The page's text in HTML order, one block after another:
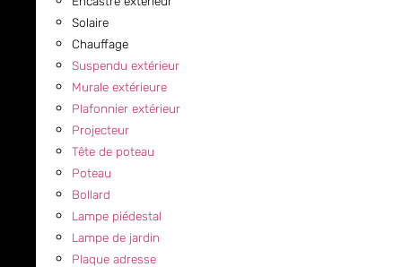
Solaire
Chauffage
Suspendu extérieur
Murale extérieure
Plafonnier extérieur
Projecteur
Tête de poteau
Poteau
Bollard
Lampe piédestal
Lampe de jardin
Plaque adresse